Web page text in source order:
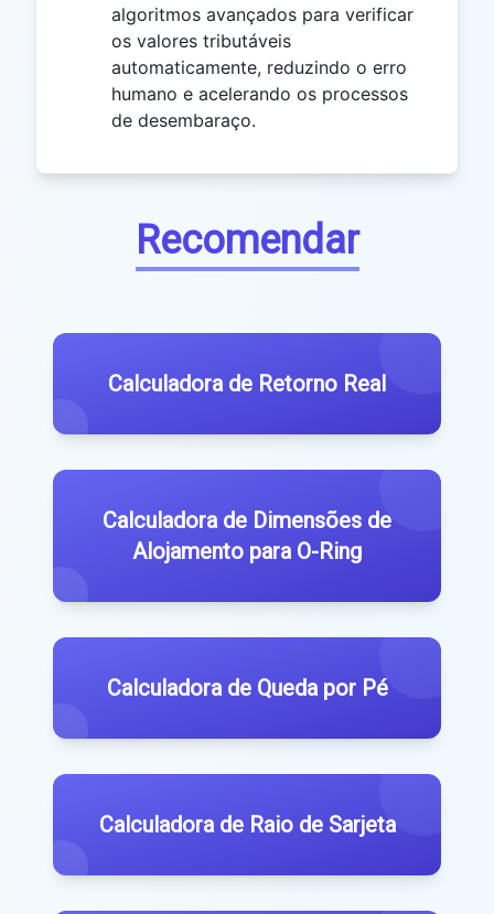
algoritmos avançados para verificar
os valores tributáveis
automaticamente, reduzindo o erro
humano e acelerando os processos
de desembaraço.
Recomendar
Calculadora de Retorno Real
Calculadora de Dimensões de
Alojamento para O-Ring
Calculadora de Queda por Pé
Calculadora de Raio de Sarjeta